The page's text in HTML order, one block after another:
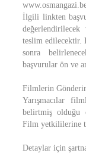
İlgili linkten
teslim edilecektir.
sonra
başvurular ön ve
Filmlerin
Yarışmacılar
belirtmiş olduğu
Film yetkililerine
Detaylar için